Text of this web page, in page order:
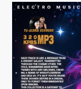
Музыка
trigall
8